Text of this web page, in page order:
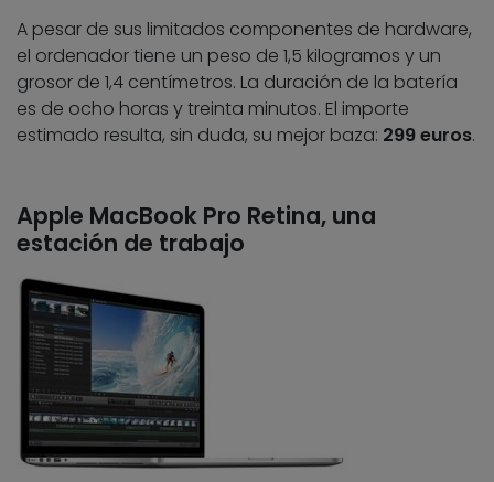
A pesar de sus limitados componentes de hardware,
el ordenador tiene un peso de 1,5 kilogramos y un
grosor de 1,4 centímetros. La duración de la batería
es de ocho horas y treinta minutos. El importe
estimado resulta, sin duda, su mejor baza: 299 euros.
Apple MacBook Pro Retina, una
estación de trabajo